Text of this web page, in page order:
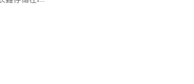
会议上正式宣布量产LPDDR5X系列产
10667Mbps，标志着国产存储技术首